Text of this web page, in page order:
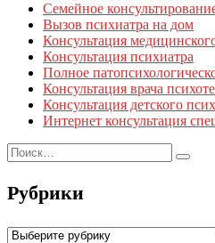
Семейное
Вызов психиатра на дом
Консультация
Консультация психиатра
Полное
Консультация врача
Консультация детского
Интернет консультация
Рубрики
Рубрики